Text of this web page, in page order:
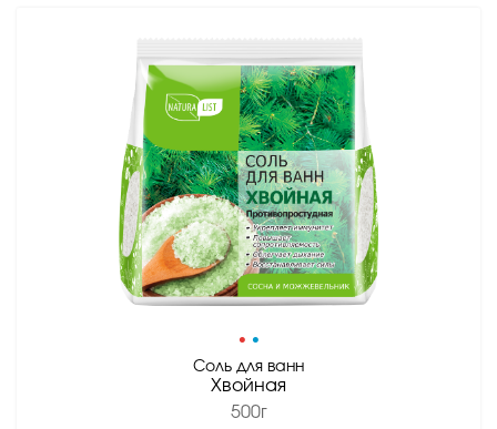
• •
Соль для ванн
Хвойная
500г